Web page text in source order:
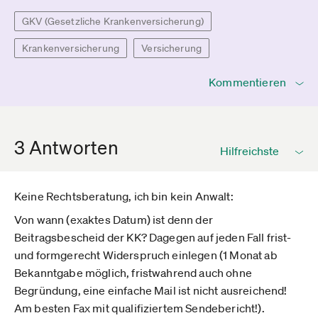
GKV (Gesetzliche Krankenversicherung)
Krankenversicherung Versicherung
Kommentieren
3 Antworten
Keine Rechtsberatung, ich bin kein Anwalt:
Von wann (exaktes Datum) ist denn der
Beitragsbescheid der KK? Dagegen auf jeden Fall frist-
und formgerecht Widerspruch einlegen (1 Monat ab
Bekanntgabe möglich, fristwahrend auch ohne
Begründung, eine einfache Mail ist nicht ausreichend!
Am besten Fax mit qualifiziertem Sendebericht!).